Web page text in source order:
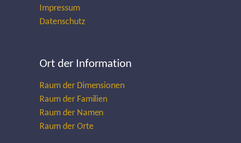
Impressum
Datenschutz
Ort der Information
Raum der Dimensionen
Raum der Familien
Raum der Namen
Raum der Orte